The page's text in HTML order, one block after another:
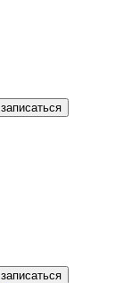
записаться
записаться